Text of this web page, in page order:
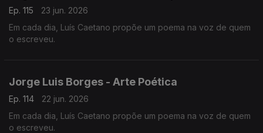
Ep. 115
23 jun. 2026
Em cada dia, Luís Caetano propõe um poema na voz de quem
o escreveu.
Jorge Luis Borges - Arte Poética
Ep. 114
22 jun. 2026
Em cada dia, Luís Caetano propõe um poema na voz de quem
o escreveu.